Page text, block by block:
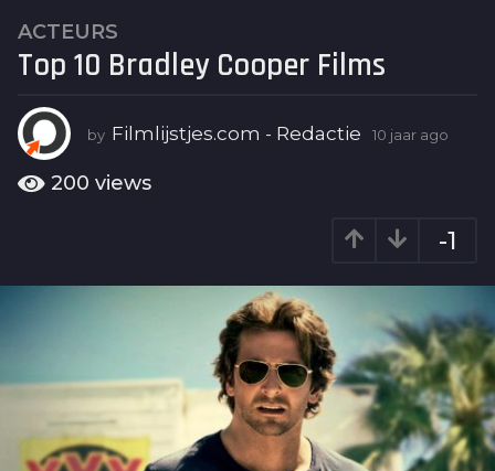
1
0
a
a
a
o
ACTEURS
Top 10 Bradley Cooper Films
by Filmlijstjes.com - Redactie 10 jaar ago
a
200 views
-1